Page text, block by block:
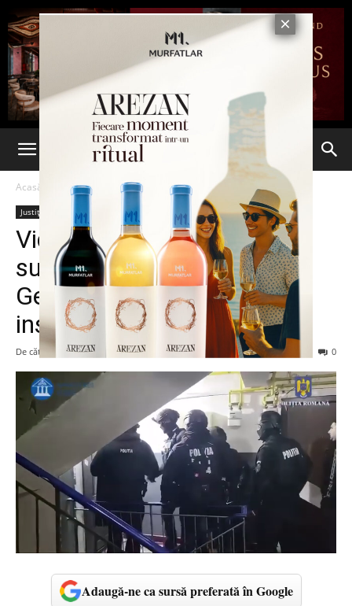
Acasă Justiție
Justiție Știri din România Ultima oră
Video | Bărbat din Onești,
susținător al lui Călin
Georgescu, cercetat pentru
instigare la violență
De către Eva MIRON 14 martie 2025 0
Adaugă-ne ca sursă preferată în Google